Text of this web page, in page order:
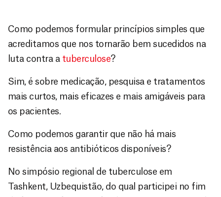
Como podemos formular princípios simples que
acreditamos que nos tornarão bem sucedidos na
luta contra a tuberculose?
Sim, é sobre medicação, pesquisa e tratamentos
mais curtos, mais eficazes e mais amigáveis para
os pacientes.
Como podemos garantir que não há mais
resistência aos antibióticos disponíveis?
No simpósio regional de tuberculose em
Tashkent, Uzbequistão, do qual participei no fim